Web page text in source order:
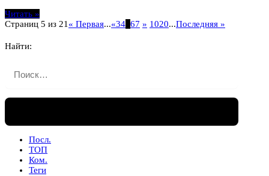
Читать »
Страниц 5 из 21 « Первая...«34 67 » 1020...Последняя »
Найти:
Посл.
ТОП
Ком.
Теги